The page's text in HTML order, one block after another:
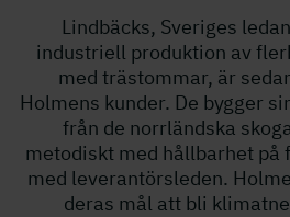
Lindbäcks, Sveriges
industriell produktion av
med trästommar, är
Holmens kunder. De bygger
från de norrländska
metodiskt med hållbarhet på
med leverantörsleden.
deras mål att bli